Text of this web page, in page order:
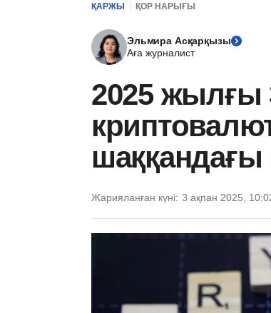
ҚАРЖЫ ҚОР НАРЫҒЫ
Эльмира Асқарқызы
Аға журналист
2025 жылғы
Жарияланған күні: 3 ақпан 2025,